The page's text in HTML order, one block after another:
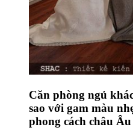
Căn phòng ngủ
sao với gam màu
phong cách châu